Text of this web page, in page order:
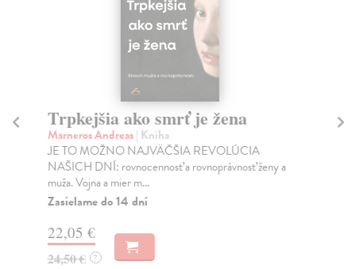
Trpkejšia ako smrť je žena
Marneros Andreas| Kniha
JE TO MOŽNO NAJVÄČŠIA REVOLÚCIA
NAŠICH DNÍ: rovnocennosť a rovnoprávnosť ženy a
muža. Vojna a mier m...
Zasielame do 14 dní
22,05 €
24,50 € ?